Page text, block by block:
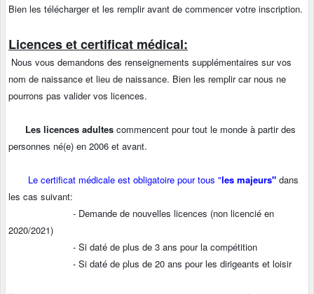
Bien les télécharger et les remplir avant de commencer votre inscription.
Licences et certificat médical:
Nous vous demandons des renseignements supplémentaires sur vos
nom de naissance et lieu de naissance. Bien les remplir car nous ne
pourrons pas valider vos licences.
Les licences adultes commencent pour tout le monde à partir des
personnes né(e) en 2006 et avant.
Le certificat médicale est obligatoire pour tous "les majeurs" dans
les cas suivant:
- Demande de nouvelles licences (non licencié en
2020/2021)
- Si daté de plus de 3 ans pour la compétition
- Si daté de plus de 20 ans pour les dirigeants et loisir